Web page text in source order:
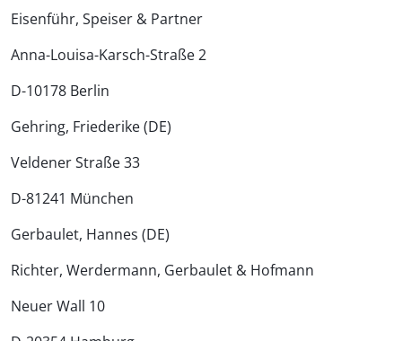
Eisenführ, Speiser & Partner
Anna-Louisa-Karsch-Straße 2
D-10178 Berlin
Gehring, Friederike (DE)
Veldener Straße 33
D-81241 München
Gerbaulet, Hannes (DE)
Richter, Werdermann, Gerbaulet & Hofmann
Neuer Wall 10